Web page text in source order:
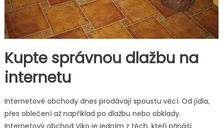
Kupte správnou dlažbu na
internetu
Internetové obchody dnes prodávají spoustu věcí. Od jídla,
přes oblečení až například po dlažbu nebo obklady.